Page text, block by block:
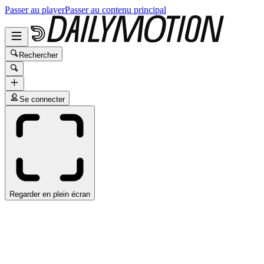
Passer au playerPasser au contenu principal
Rechercher
Se connecter
Regarder en plein écran